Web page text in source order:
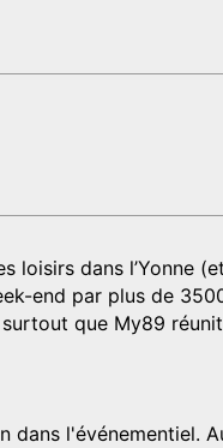
loisirs dans l’Yonne
end par plus de
que My89
dans l'événementiel.